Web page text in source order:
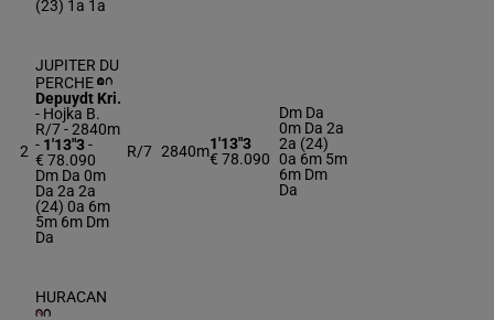
(23) 1a 1a
2
JUPITER DU
PERCHE
Depuydt Kri.
- Hojka B.
R/7 - 2840m
- 1'13"3-
€ 78.090
Dm Da 0m
Da 2a 2a
(24) 0a 6m
5m 6m Dm
Da
R/7 2840m1'13"3
€ 78.090
Dm Da
0m Da 2a
2a (24)
0a 6m 5m
6m Dm
Da
HURACAN